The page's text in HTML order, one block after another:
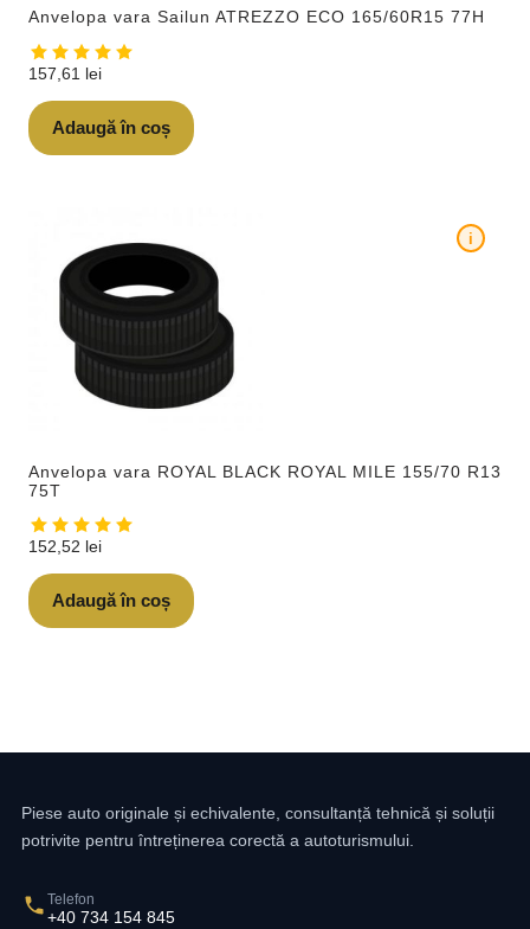
Anvelopa vara Sailun ATREZZO ECO 165/60R15 77H
157,61 lei
Adaugă în coș
Anvelopa vara ROYAL BLACK ROYAL MILE 155/70 R13
75T
i
152,52 lei
Adaugă în coș
Piese auto originale și echivalente, consultanță tehnică și soluții
potrivite pentru întreținerea corectă a autoturismului.
Telefon
+40 734 154 845